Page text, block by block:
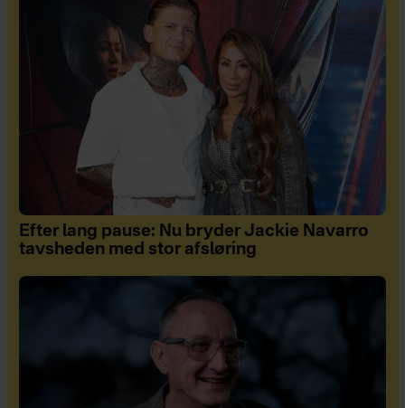
Efter lang pause: Nu bryder Jackie Navarro
tavsheden med stor afsløring